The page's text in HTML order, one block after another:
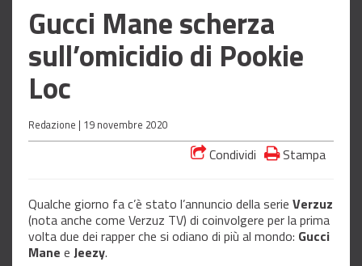
Gucci Mane scherza
sull’omicidio di Pookie
Loc
Redazione | 19 novembre 2020
Condividi Stampa
Qualche giorno fa c’è stato l’annuncio della serie Verzuz
(nota anche come Verzuz TV) di coinvolgere per la prima
volta due dei rapper che si odiano di più al mondo: Gucci
Mane e Jeezy.